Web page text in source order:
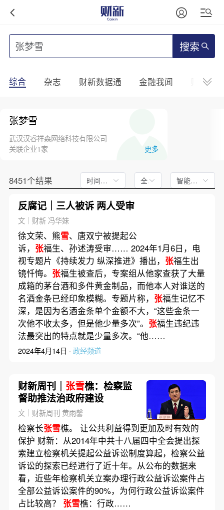
搜索
综合 杂志 财新数据通 金融我闻 财新
张梦雪
武汉汉睿祥森网络科技有限公司
关联企业1家
更多
8451个结果 时间不限 全文 智能排序
反腐记｜三人被诉 两人受审
文｜财新 冯华妹
徐文荣、熊雪、唐双宁被提起公
诉， 张福生、孙述涛受审…… 2024年1月6日，电
视专题片《持续发力 纵深推进》播出， 张福生出
镜忏悔。 张福生被查后，专案组从他家查获了大量
成箱的茅台酒和多件黄金制品，而他本人对谁送的
名酒金条已经印象模糊。专题片称， 张福生记忆不
深，是因为名酒金条单个金额不大，“这些金条一
次他不收太多，但是他少量多次”。 张福生违纪违
法最突出的特点就是少量多次。“他……
2024年4月14日 · 政经频道
财新周刊｜ 张雪樵：检察监
督助推法治政府建设
文｜财新周刊 黄雨馨
检察长张雪樵。 让公共利益得到更加及时有效的
保护 财新：从2014年中共十八届四中全会提出探
索建立检察机关提起公益诉讼制度算起，检察公益
诉讼的探索已经进行了近十年。从公布的数据来
看，近些年检察机关立案办理行政公益诉讼案件占
全部公益诉讼案件的90%，为何行政公益诉讼案件
占比较高？ 张雪樵：行政……